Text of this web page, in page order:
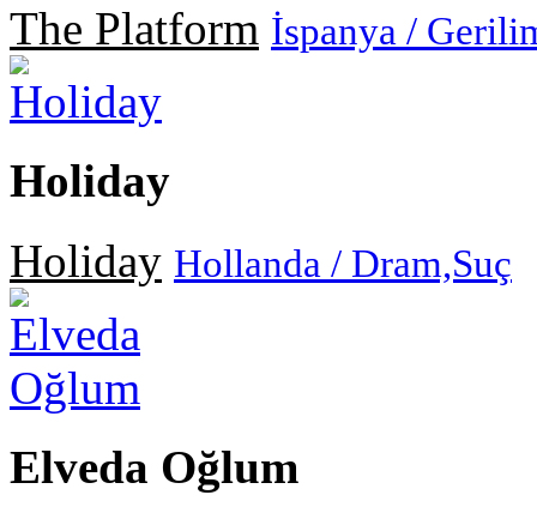
The Platform İspanya /
Holiday
Holiday Hollanda / Dram,Suç
Elveda Oğlum